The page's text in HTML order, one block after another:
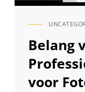
CAT
Belang
voor